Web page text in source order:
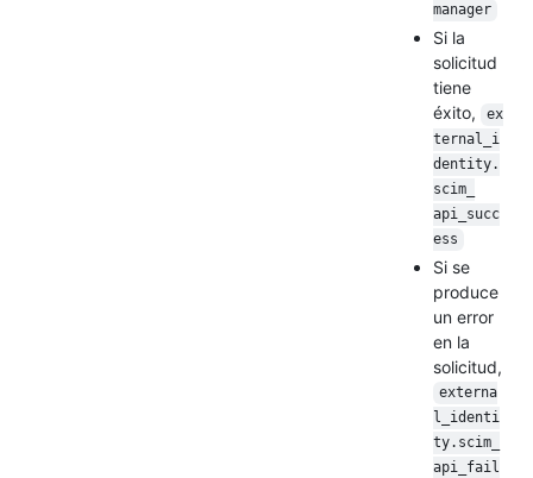
manager
Si la
solicitud
tiene
éxito,
ex
ternal_i
dentity.
scim_
api_succ
ess
Si se
produce
un error
en la
solicitud,
externa
l_identi
ty.scim_
api_fail